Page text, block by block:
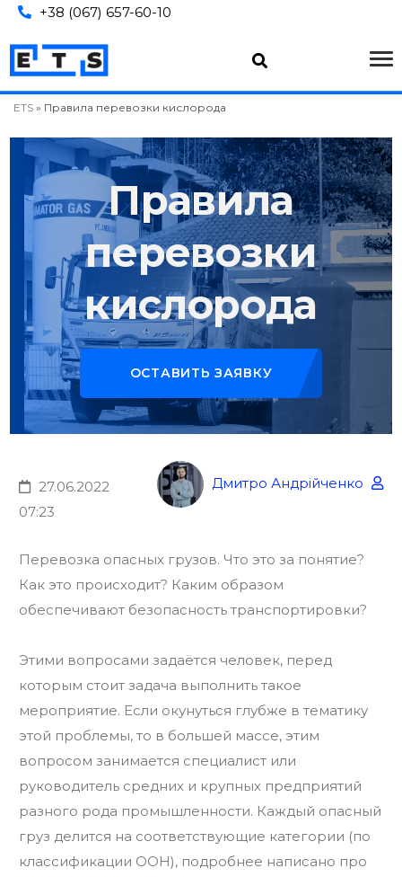
+38 (067) 657-60-10
ETS » Правила перевозки кислорода
Правила
перевозки
кислорода
ОСТАВИТЬ ЗАЯВКУ
27.06.2022
07:23
Дмитро Андрійченко
Перевозка опасных грузов. Что это за понятие?
Как это происходит? Каким образом
обеспечивают безопасность транспортировки?
Этими вопросами задаётся человек, перед
которым стоит задача выполнить такое
мероприятие. Если окунуться глубже в тематику
этой проблемы, то в большей массе, этим
вопросом занимается специалист или
руководитель средних и крупных предприятий
разного рода промышленности. Каждый опасный
груз делится на соответствующие категории (по
классификации ООН), подробнее написано про